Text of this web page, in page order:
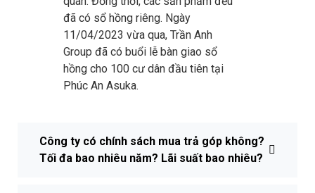
đã có sổ hồng riêng. Ngày
11/04/2023 vừa qua, Trần Anh
Group đã có buổi lễ bàn giao sổ
hồng cho 100 cư dân đầu tiên tại
Phúc An Asuka.
Công ty có chính sách mua trả góp không?
Tối đa bao nhiêu năm? Lãi suất bao nhiêu?